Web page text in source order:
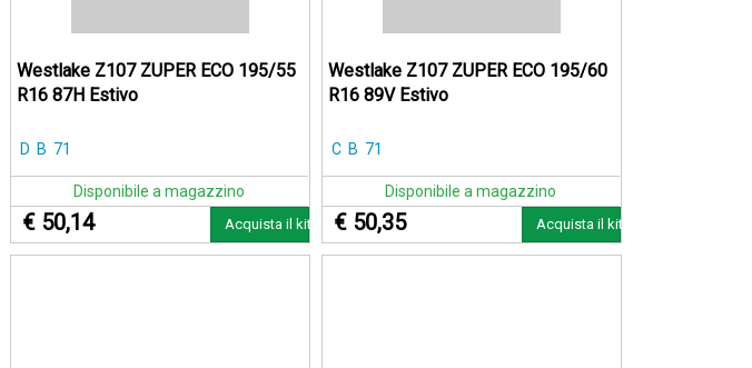
Westlake Z107 ZUPER ECO 195/55
R16 87H Estivo
D B 71
Disponibile a magazzino
€ 50,14 Acquista il kit
Westlake Z107 ZUPER ECO 195/60
R16 89V Estivo
C B 71
Disponibile a magazzino
€ 50,35 Acquista il kit